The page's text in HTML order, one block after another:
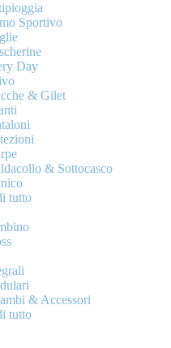
Sportivo
Day
& Gilet
& Sottocasco
tutto
& Accessori
tutto